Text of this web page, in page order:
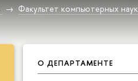
Факультет компьютерных наук
О ДЕПАРТАМЕНТЕ